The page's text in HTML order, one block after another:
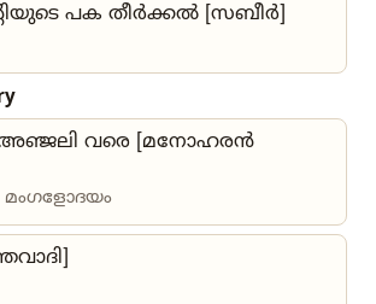
പക തീർക്കൽ [സബീർ]
വരെ [മനോഹരൻ